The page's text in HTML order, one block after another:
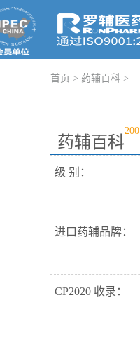
首页 > 药辅百科 >
药辅百科
200
级 别：
进口药辅品牌：
CP2020 收录：